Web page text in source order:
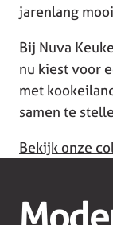
jarenlang
Bij Nuva
nu kiest voor
met
samen te
Bekijk onze